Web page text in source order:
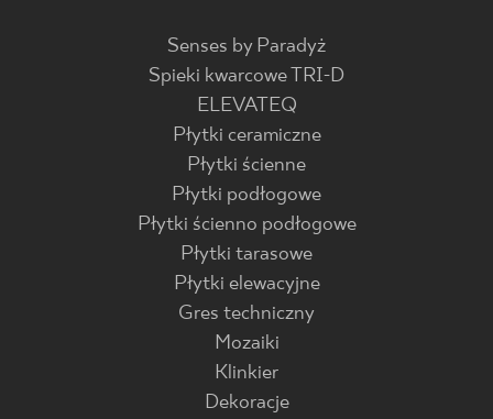
Senses by Paradyż
Spieki kwarcowe TRI-D
ELEVATEQ
Płytki ceramiczne
Płytki ścienne
Płytki podłogowe
Płytki ścienno podłogowe
Płytki tarasowe
Płytki elewacyjne
Gres techniczny
Mozaiki
Klinkier
Dekoracje